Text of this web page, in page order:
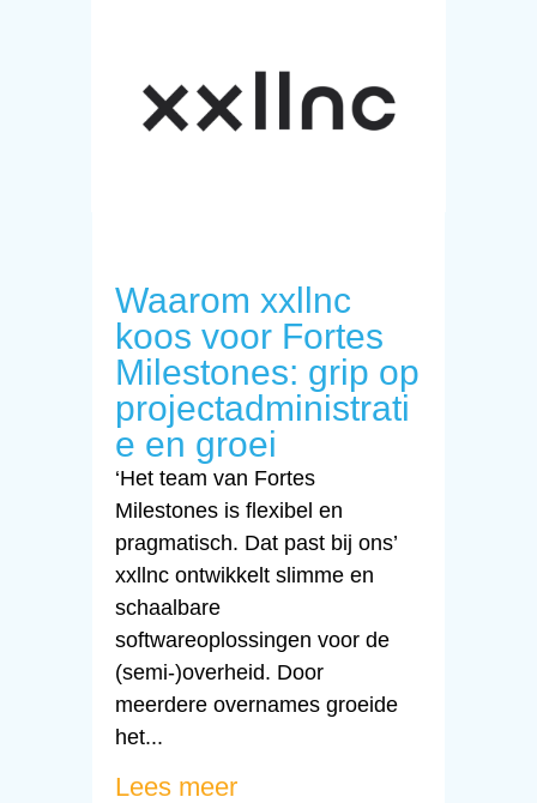
Waarom xxllnc
koos voor Fortes
Milestones: grip op
projectadministrati
e en groei
‘Het team van Fortes
Milestones is flexibel en
pragmatisch. Dat past bij ons’
xxllnc ontwikkelt slimme en
schaalbare
softwareoplossingen voor de
(semi-)overheid. Door
meerdere overnames groeide
het...
Lees meer